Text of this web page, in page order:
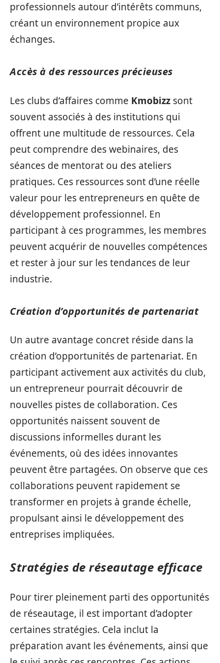
professionnels autour d’intérêts communs,
créant un environnement propice aux
échanges.
Accès à des ressources précieuses
Les clubs d’affaires comme Kmobizz sont
souvent associés à des institutions qui
offrent une multitude de ressources. Cela
peut comprendre des webinaires, des
séances de mentorat ou des ateliers
pratiques. Ces ressources sont d’une réelle
valeur pour les entrepreneurs en quête de
développement professionnel. En
participant à ces programmes, les membres
peuvent acquérir de nouvelles compétences
et rester à jour sur les tendances de leur
industrie.
Création d’opportunités de partenariat
Un autre avantage concret réside dans la
création d’opportunités de partenariat. En
participant activement aux activités du club,
un entrepreneur pourrait découvrir de
nouvelles pistes de collaboration. Ces
opportunités naissent souvent de
discussions informelles durant les
événements, où des idées innovantes
peuvent être partagées. On observe que ces
collaborations peuvent rapidement se
transformer en projets à grande échelle,
propulsant ainsi le développement des
entreprises impliquées.
Stratégies de réseautage efficace
Pour tirer pleinement parti des opportunités
de réseautage, il est important d’adopter
certaines stratégies. Cela inclut la
préparation avant les événements, ainsi que